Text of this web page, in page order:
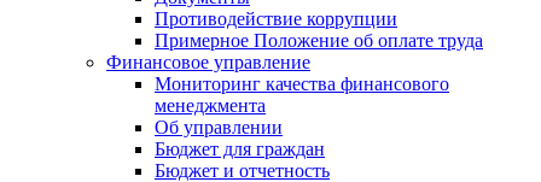
Противодействие коррупции
Примерное Положение об оплате труда
Финансовое управление
Мониторинг качества финансового
менеджмента
Об управлении
Бюджет для граждан
Бюджет и отчетность